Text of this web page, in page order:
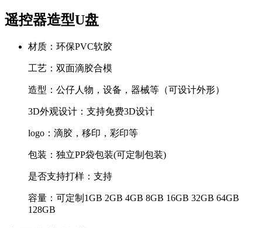
遥控器造型U盘
材质： 环保PVC软胶
工艺： 双面滴胶合模
造型： 公仔人物，设备，器械等（可设计外形）
3D外观设计： 支持免费3D设计
logo： 滴胶，移印，彩印等
包装： 独立PP袋包装(可定制包装)
是否支持打样： 支持
容量： 可定制1GB 2GB 4GB 8GB 16GB 32GB 64GB
128GB